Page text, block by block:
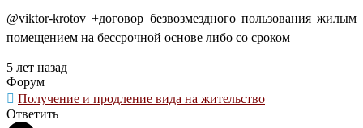
@viktor-krotov +договор безвозмездного пользования жилым
помещением на бессрочной основе либо со сроком
5 лет назад
Форум
Получение и продление вида на жительство
Ответить